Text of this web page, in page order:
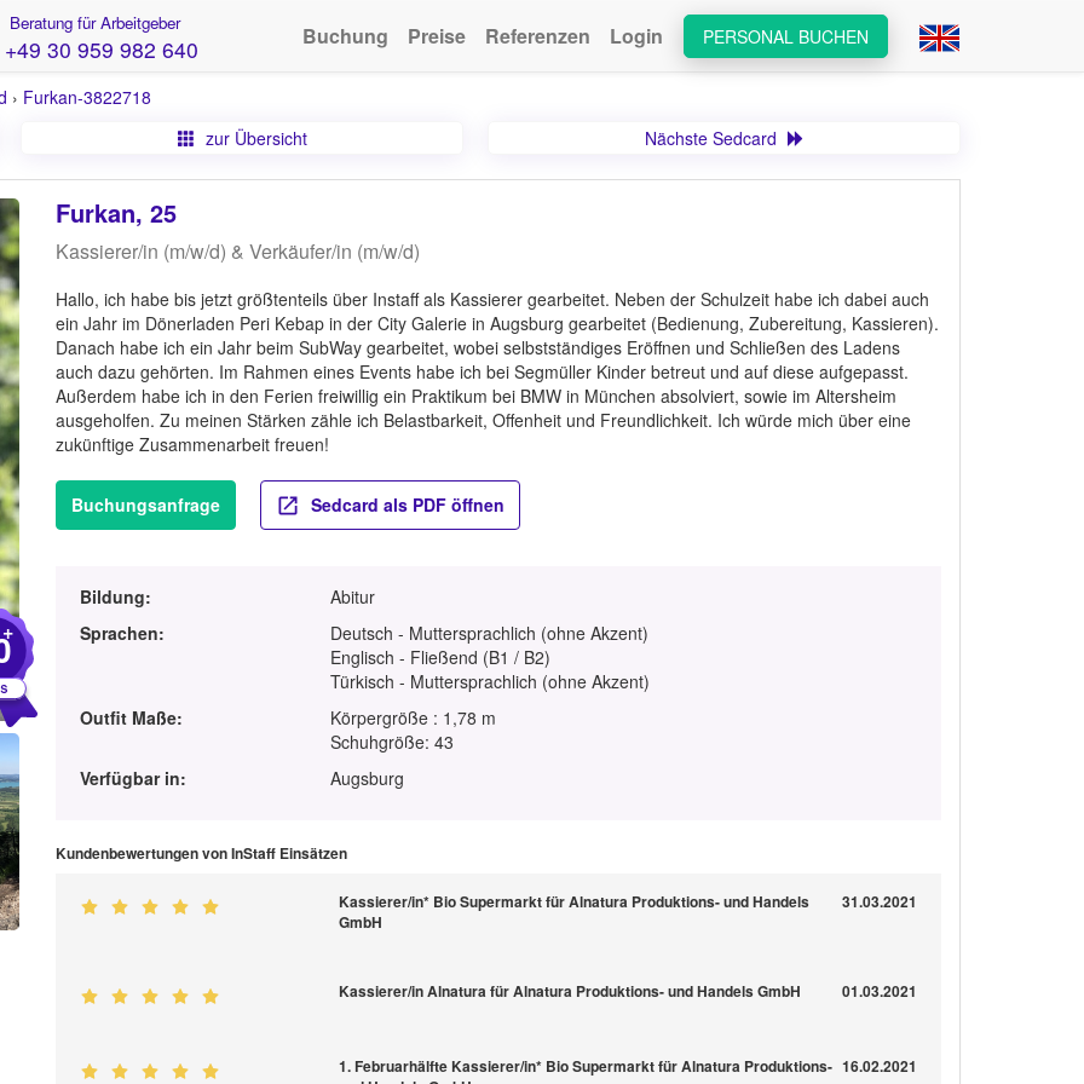
Beratung für Arbeitgeber
+49 30 959 982 640 PERSONAL BUCHEN
Buchung Preise Referenzen Login
› Furkan-3822718
zur Übersicht
Nächste Sedcard
+
Furkan, 25
Kassierer/in (m/w/d) & Verkäufer/in (m/w/d)
Hallo, ich habe bis jetzt größtenteils über Instaff als Kassierer gearbeitet. Neben der Schulzeit habe ich dabei auch
ein Jahr im Dönerladen Peri Kebap in der City Galerie in Augsburg gearbeitet (Bedienung, Zubereitung, Kassieren).
Danach habe ich ein Jahr beim SubWay gearbeitet, wobei selbstständiges Eröffnen und Schließen des Ladens
auch dazu gehörten. Im Rahmen eines Events habe ich bei Segmüller Kinder betreut und auf diese aufgepasst.
Außerdem habe ich in den Ferien freiwillig ein Praktikum bei BMW in München absolviert, sowie im Altersheim
ausgeholfen. Zu meinen Stärken zähle ich Belastbarkeit, Offenheit und Freundlichkeit. Ich würde mich über eine
zukünftige Zusammenarbeit freuen!
Buchungsanfrage Sedcard als PDF öffnen
Bildung:
Abitur
Sprachen:
Deutsch - Muttersprachlich (ohne Akzent)
Englisch - Fließend (B1 / B2)
Türkisch - Muttersprachlich (ohne Akzent)
Outfit Maße:
Körpergröße : 1,78 m
Schuhgröße: 43
Verfügbar in:
Augsburg
Kundenbewertungen von InStaff Einsätzen
Kassierer/in* Bio Supermarkt für Alnatura Produktions- und Handels
GmbH
31.03.2021
Kassierer/in Alnatura für Alnatura Produktions- und Handels GmbH 01.03.2021
1. Februarhälfte Kassierer/in* Bio Supermarkt für Alnatura Produktions- 16.02.2021